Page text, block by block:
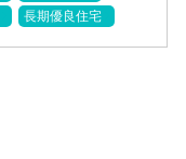
長期優良住宅